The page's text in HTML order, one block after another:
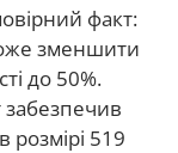
факт:
зменшити
до 50%.
519